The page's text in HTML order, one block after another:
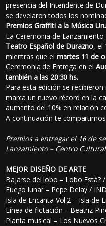
presencia del Intendente de
se develaron todos los
Premios Graffiti a la Música
La Ceremonia de
Teatro Español de Durazno, el
mientras que elmartes 11 de
Ceremonia de Entrega en el
también a las 20:30 hs.
Para esta edición se recibieron
marca un nuevo récord en la
aumento del 10% en relación
A continuación te
Premios a entregar el 16 de
Lanzamiento – Centro
MEJOR DISEÑO DE ARTE
Bajarse del lobo – Lobo Está?
Fuego lunar – Pepe Delay / IND
Isla de Encanta Vol.2 – Isla de
Línea de flotación – Beatriz
Planta musical – Los Nuevos